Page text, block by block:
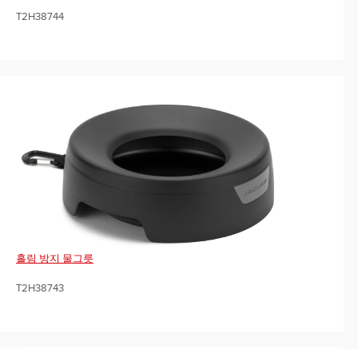
T2H38744
흘림 방지 물그릇
T2H38743